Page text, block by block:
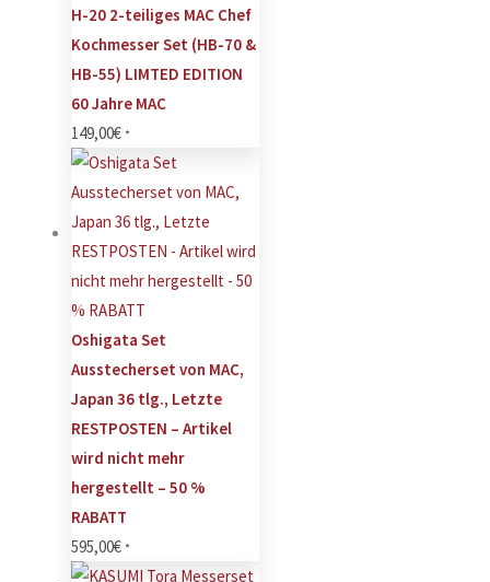
H-20 2-teiliges MAC Chef
Kochmesser Set (HB-70 &
HB-55) LIMTED EDITION
60 Jahre MAC
149,00€ *
Oshigata Set
Ausstecherset von MAC,
Japan 36 tlg., Letzte
RESTPOSTEN – Artikel
wird nicht mehr
hergestellt – 50 %
RABATT
595,00€ *